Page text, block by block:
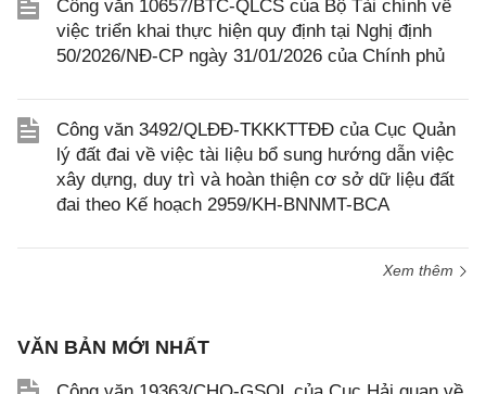
Công văn 10657/BTC-QLCS của Bộ Tài chính về
việc triển khai thực hiện quy định tại Nghị định
50/2026/NĐ-CP ngày 31/01/2026 của Chính phủ
Công văn 3492/QLĐĐ-TKKKTTĐĐ của Cục Quản
lý đất đai về việc tài liệu bổ sung hướng dẫn việc
xây dựng, duy trì và hoàn thiện cơ sở dữ liệu đất
đai theo Kế hoạch 2959/KH-BNNMT-BCA
Xem thêm
VĂN BẢN MỚI NHẤT